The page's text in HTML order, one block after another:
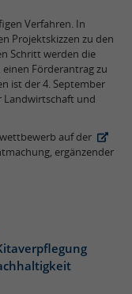
Verfahren. In
Projektskizzen zu den
Schritt werden die
Förderantrag zu
ist der 4. September
Landwirtschaft und
auf der
ergänzender